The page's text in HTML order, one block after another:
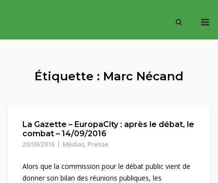
Étiquette : Marc Nécand
La Gazette – EuropaCity : après le débat, le
combat – 14/09/2016
20/09/2016 Médias, Presse
Alors que la commission pour le débat public vient de
donner son bilan des réunions publiques, les